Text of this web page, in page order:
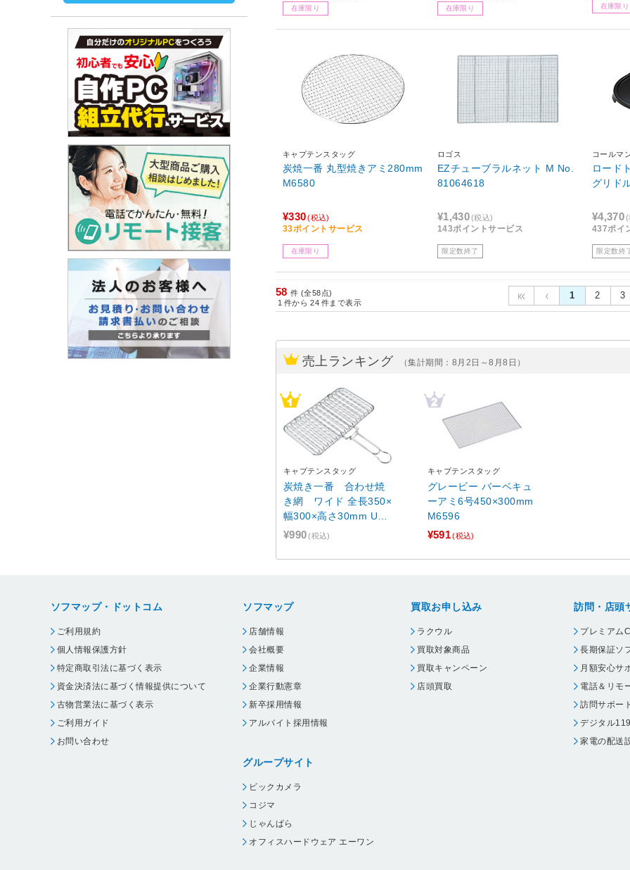
在庫限り 在庫限り 在庫限り
キャプテンスタッグ
炭焼一番 丸型焼きアミ280mm
M6580
¥330 (税込)
33ポイントサービス
在庫限り
ロゴス
EZチューブラルネット M No.
81064618
¥1,430(税込)
143ポイントサービス
限定数終了
コールマ
ロード
グリド
¥4,370(
437ポイ
限定数終
58 件 (全58点)
1 件から 24 件まで表示
1 2 3
売上ランキング （集計期間：8月2日～8月8日）
キャプテンスタッグ
炭焼き一番 合わせ焼
き網 ワイド 全長350×
幅300×高さ30mm UG-
2009 キャプテンスタッ
¥990 (税込)
キャプテンスタッグ
グレービー バーベキュ
ーアミ6号450×300mm
M6596
¥591(税込)
ソフマップ・ドットコム
ご利用規約
個人情報保護方針
特定商取引法に基づく表示
資金決済法に基づく情報提供について
古物営業法に基づく表示
ご利用ガイド
お問い合わせ
ソフマップ
店舗情報
会社概要
企業情報
企業行動憲章
新卒採用情報
アルバイト採用情報
グループサイト
ビックカメラ
コジマ
じゃんぱら
オフィスハードウェア エーワン
買取お申し込み
ラクウル
買取対象商品
買取キャンペーン
店頭買取
訪問・店頭
プレミアム
長期保証ソ
月額安心サ
電話＆リモ
訪問サポー
デジタル
家電の配送